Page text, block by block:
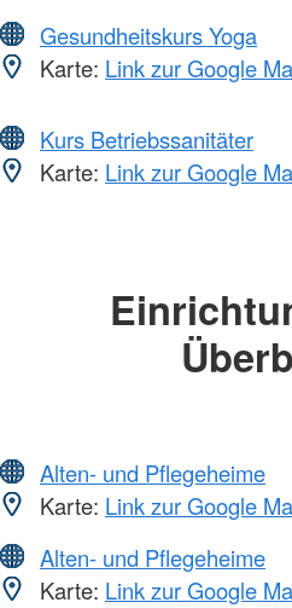
Gesundheitskurs Yoga
Karte: Link zur Google
Kurs Betriebssanitäter
Karte: Link zur Google
Alten- und Pflegeheime
Karte: Link zur Google
Alten- und Pflegeheime
Karte: Link zur Google